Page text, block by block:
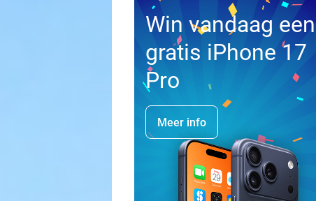
Win vandaag een
gratis iPhone 17
Pro
Meer info